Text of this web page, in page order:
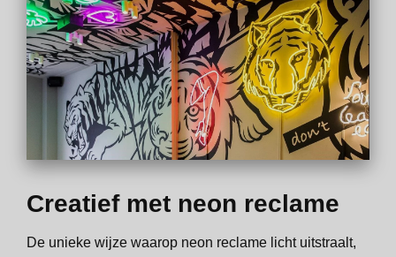
Creatief met neon reclame
De unieke wijze waarop neon reclame licht uitstraalt,